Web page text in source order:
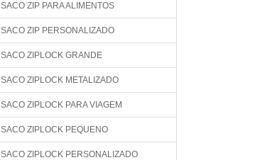
SACO ZIP PARA ALIMENTOS
SACO ZIP PERSONALIZADO
SACO ZIPLOCK GRANDE
SACO ZIPLOCK METALIZADO
SACO ZIPLOCK PARA VIAGEM
SACO ZIPLOCK PEQUENO
SACO ZIPLOCK PERSONALIZADO